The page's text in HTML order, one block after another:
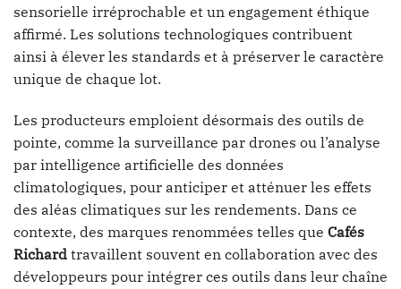
sensorielle irréprochable et un engagement éthique
affirmé. Les solutions technologiques contribuent
ainsi à élever les standards et à préserver le caractère
unique de chaque lot.
Les producteurs emploient désormais des outils de
pointe, comme la surveillance par drones ou l’analyse
par intelligence artificielle des données
climatologiques, pour anticiper et atténuer les effets
des aléas climatiques sur les rendements. Dans ce
contexte, des marques renommées telles que Cafés
Richard travaillent souvent en collaboration avec des
développeurs pour intégrer ces outils dans leur chaîne